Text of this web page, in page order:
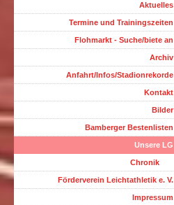
Aktuelles
Termine und Trainingszeiten
Flohmarkt - Suche/biete an
Archiv
Anfahrt/Infos/Stadionrekorde
Kontakt
Bilder
Bamberger Bestenlisten
Unsere LG
Chronik
Förderverein Leichtathletik e. V.
Impressum